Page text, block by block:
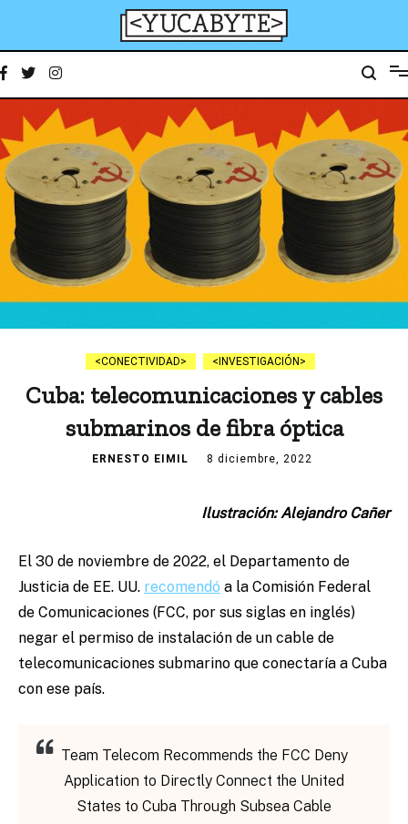
YucaByte
CONECTIVIDAD INVESTIGACIÓN
Cuba: telecomunicaciones y cables
submarinos de fibra óptica
ERNESTO EIMIL 8 diciembre, 2022
Ilustración: Alejandro Cañer
El 30 de noviembre de 2022, el Departamento de
Justicia de EE. UU. recomendó a la Comisión Federal
de Comunicaciones (FCC, por sus siglas en inglés)
negar el permiso de instalación de un cable de
telecomunicaciones submarino que conectaría a Cuba
con ese país.
Team Telecom Recommends the FCC Deny
Application to Directly Connect the United
States to Cuba Through Subsea Cable